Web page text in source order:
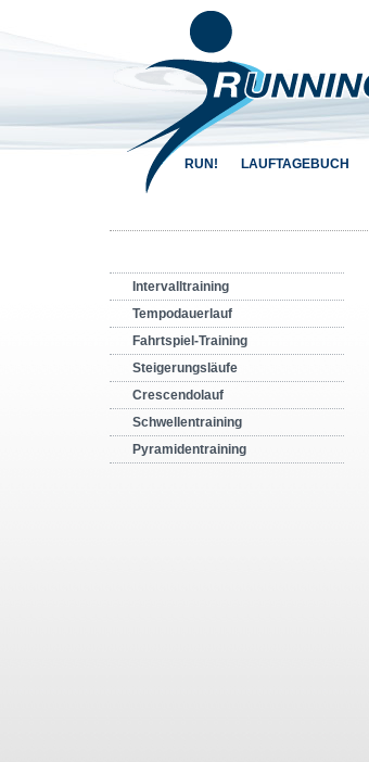
RUN! LAUFTAGEBUCH
Intervalltraining
Tempodauerlauf
Fahrtspiel-Training
Steigerungsläufe
Crescendolauf
Schwellentraining
Pyramidentraining